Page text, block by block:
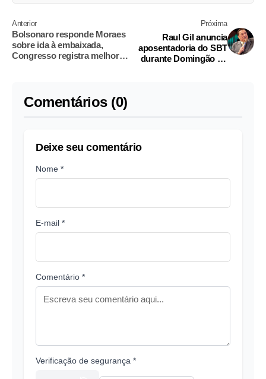
Anterior
Bolsonaro responde Moraes
sobre ida à embaixada,
Congresso registra melhor
Próxima
Raul Gil anuncia
aposentadoria do SBT
durante Domingão do
Comentários (0)
Deixe seu comentário
Nome *
E-mail *
Comentário *
Verificação de segurança *